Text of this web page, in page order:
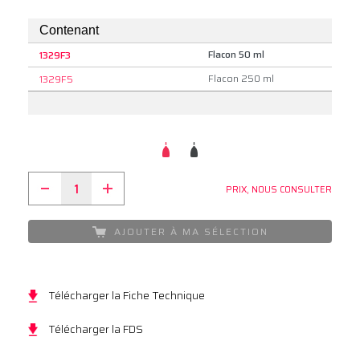
Contenant
1329F3
Flacon 50 ml
1329F5
Flacon 250 ml
PRIX, NOUS CONSULTER
AJOUTER À MA SÉLECTION
Télécharger la Fiche Technique
Télécharger la FDS